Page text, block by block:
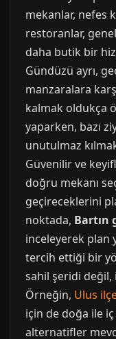
mekanlar, nefes
restoranlar,
daha butik bir
Gündüzü ayrı,
manzaralara
kalmak oldukça
yaparken, bazı
unutulmaz
Güvenilir ve
doğru mekanı
geçireceklerini
noktada, Bartın
inceleyerek plan
tercih ettiği bir
sahil şeridi değil,
Örneğin, Ulus
için de doğa ile
alternatifler